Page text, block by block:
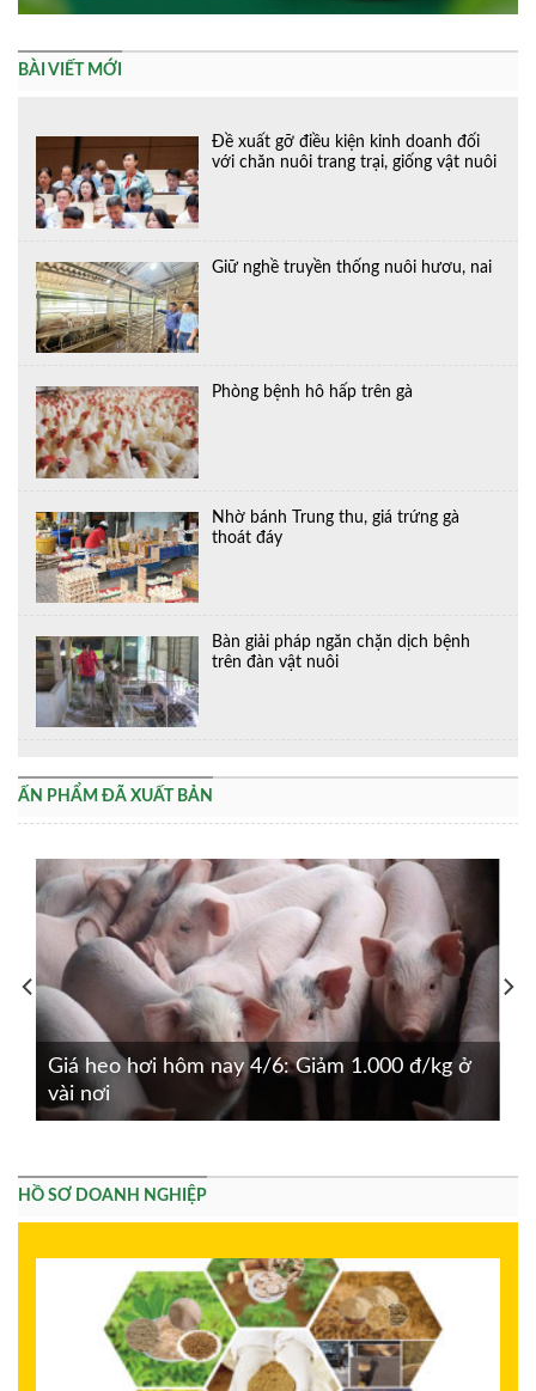
BÀI VIẾT MỚI
Đề xuất gỡ điều kiện kinh doanh đối
với chăn nuôi trang trại, giống vật nuôi
Giữ nghề truyền thống nuôi hươu, nai
Phòng bệnh hô hấp trên gà
Nhờ bánh Trung thu, giá trứng gà
thoát đáy
Bàn giải pháp ngăn chặn dịch bệnh
trên đàn vật nuôi
ẤN PHẨM ĐÃ XUẤT BẢN
Giá heo hơi hôm nay 4/6: Giảm 1.000 đ/kg ở
vài nơi
HỒ SƠ DOANH NGHIỆP